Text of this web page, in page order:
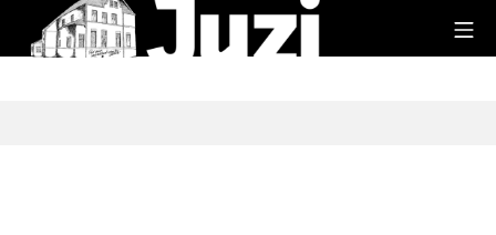
Inhalt